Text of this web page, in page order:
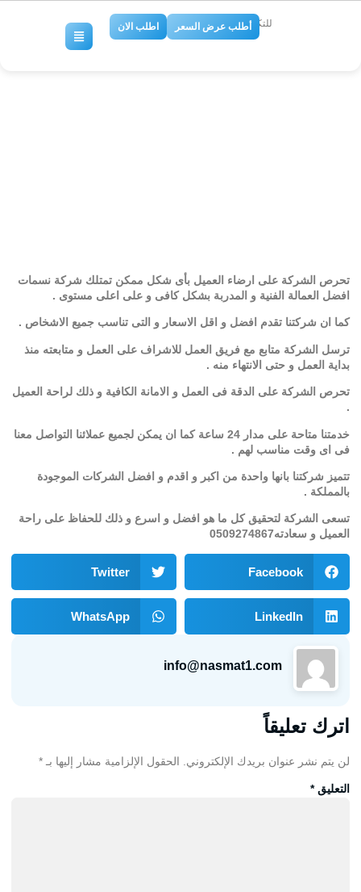
للتكييف والتبريد
أطلب عرض السعر اطلب الان
تحرص الشركة على ارضاء العميل بأى شكل ممكن تمتلك شركة نسمات
افضل العمالة الفنية و المدربة بشكل كافى و على اعلى مستوى .
كما ان شركتنا تقدم افضل و اقل الاسعار و التى تناسب جميع الاشخاص .
ترسل الشركة متابع مع فريق العمل للاشراف على العمل و متابعته منذ
بداية العمل و حتى الانتهاء منه .
تحرص الشركة على الدقة فى العمل و الامانة الكافية و ذلك لراحة العميل
.
خدمتنا متاحة على مدار 24 ساعة كما ان يمكن لجميع عملائنا التواصل معنا
فى اى وقت مناسب لهم .
تتميز شركتنا بانها واحدة من اكبر و اقدم و افضل الشركات الموجودة
بالمملكة .
تسعى الشركة لتحقيق كل ما هو افضل و اسرع و ذلك للحفاظ على راحة
العميل و سعادته0509274867
Facebook
Twitter
LinkedIn
WhatsApp
info@nasmat1.com
اترك تعليقاً
لن يتم نشر عنوان بريدك الإلكتروني. الحقول الإلزامية مشار إليها بـ *
التعليق*